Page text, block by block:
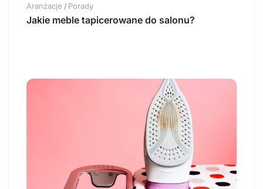
Aranżacje / Porady
Jakie meble tapicerowane do salonu?